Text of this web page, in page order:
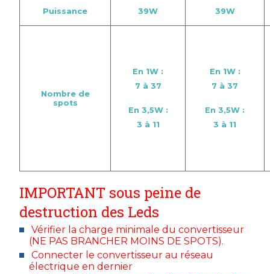
Puissance 39W 39W
Nombre de
spots
En 1W :
7 à 37
En 3,5W :
3 à 11
En 1W :
7 à 37
En 3,5W :
3 à 11
IMPORTANT sous peine de
destruction des Leds
Vérifier la charge minimale du convertisseur
(NE PAS BRANCHER MOINS DE SPOTS).
Connecter le convertisseur au réseau
électrique en dernier